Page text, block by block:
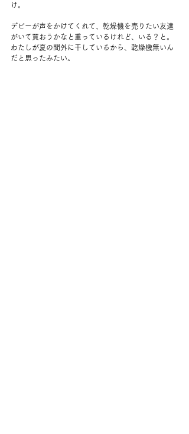
け。
デビーが声をかけてくれて、乾燥機を売りたい友達
がいて買おうかなと重っているけれど、いる？と。
わたしが夏の間外に干しているから、乾燥機無いん
だと思ったみたい。